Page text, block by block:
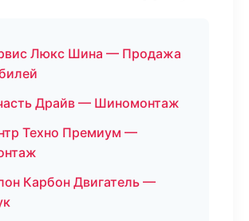
Люкс Шина — Продажа
Драйв — Шиномонтаж
Техно Премиум —
Карбон Двигатель —